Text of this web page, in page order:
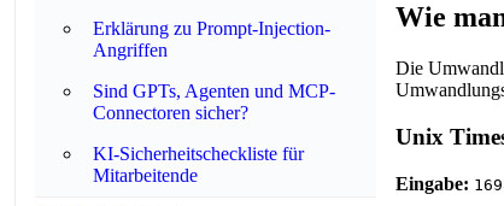
Erklärung zu Prompt-Injection-
Angriffen
Sind GPTs, Agenten und MCP-
Connectoren sicher?
KI-Sicherheitscheckliste für
Mitarbeitende
Wie
Die
Unix
Eingabe: